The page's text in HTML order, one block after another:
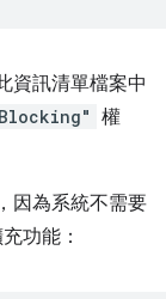
資訊清單檔案中
權
因為系統不需要
功能：